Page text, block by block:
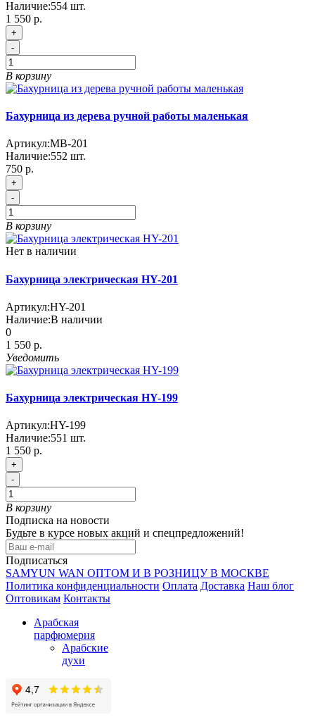
Наличие:554 шт.
1 550 р.
+
-
В корзину
Бахурница из дерева ручной работы маленькая
Артикул:MB-201
Наличие:552 шт.
750 р.
+
-
В корзину
Нет в наличии
Бахурница электрическая HY-201
Артикул:HY-201
Наличие:В наличии
0
1 550 р.
Уведомить
Бахурница электрическая HY-199
Артикул:HY-199
Наличие:551 шт.
1 550 р.
+
-
В корзину
Подписка на новости
Будьте в курсе новых акций и спецпредложений!
Подписаться
SAMYUN WAN ОПТОМ И В РОЗНИЦУ В МОСКВЕ
Политика конфиденциальности Оплата Доставка Наш блог
Оптовикам Контакты
Арабская
парфюмерия
Арабские
духи